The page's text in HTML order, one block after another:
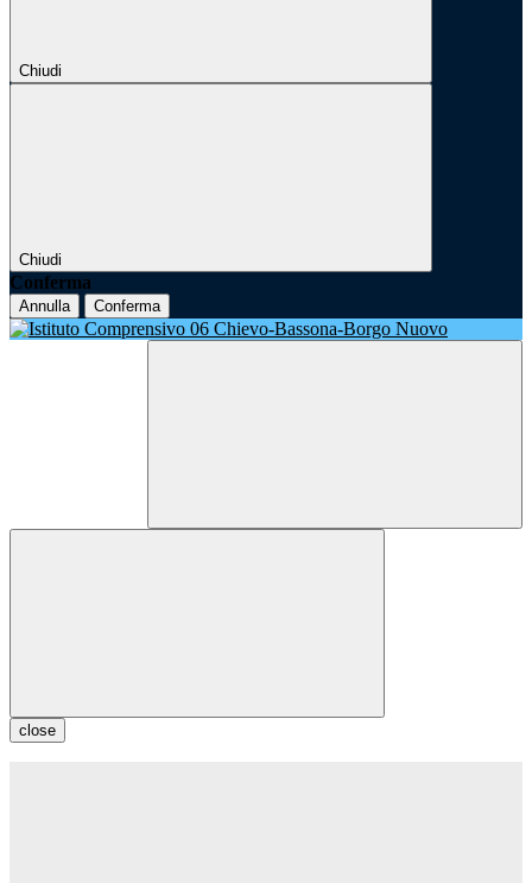
Chiudi
Chiudi
Conferma
Annulla Conferma
close